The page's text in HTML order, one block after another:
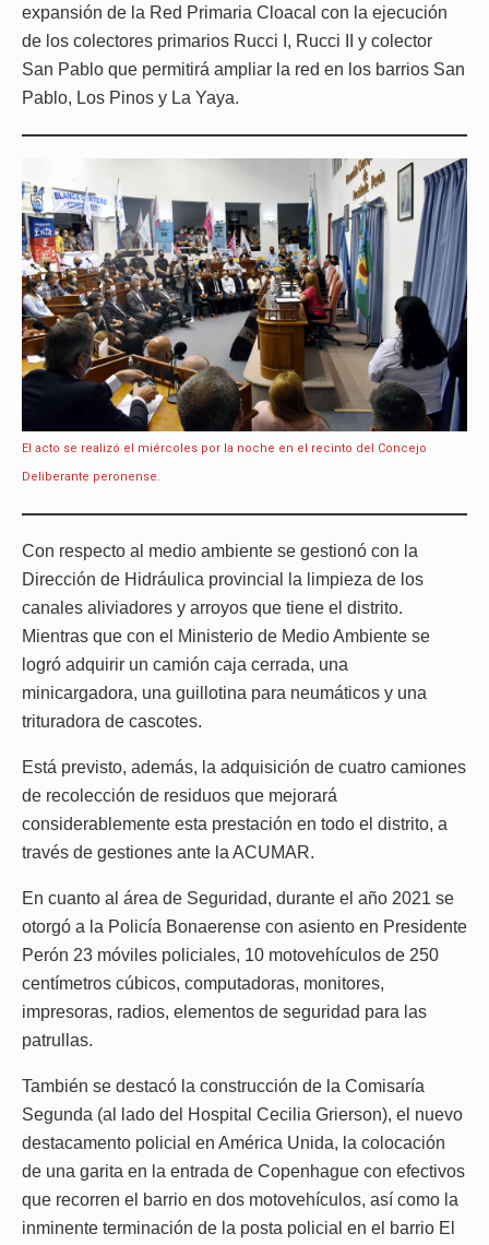
expansión de la Red Primaria Cloacal con la ejecución
de los colectores primarios Rucci I, Rucci II y colector
San Pablo que permitirá ampliar la red en los barrios San
Pablo, Los Pinos y La Yaya.
El acto se realizó el miércoles por la noche en el recinto del Concejo
Deliberante peronense.
Con respecto al medio ambiente se gestionó con la
Dirección de Hidráulica provincial la limpieza de los
canales aliviadores y arroyos que tiene el distrito.
Mientras que con el Ministerio de Medio Ambiente se
logró adquirir un camión caja cerrada, una
minicargadora, una guillotina para neumáticos y una
trituradora de cascotes.
Está previsto, además, la adquisición de cuatro camiones
de recolección de residuos que mejorará
considerablemente esta prestación en todo el distrito, a
través de gestiones ante la ACUMAR.
En cuanto al área de Seguridad, durante el año 2021 se
otorgó a la Policía Bonaerense con asiento en Presidente
Perón 23 móviles policiales, 10 motovehículos de 250
centímetros cúbicos, computadoras, monitores,
impresoras, radios, elementos de seguridad para las
patrullas.
También se destacó la construcción de la Comisaría
Segunda (al lado del Hospital Cecilia Grierson), el nuevo
destacamento policial en América Unida, la colocación
de una garita en la entrada de Copenhague con efectivos
que recorren el barrio en dos motovehículos, así como la
inminente terminación de la posta policial en el barrio El